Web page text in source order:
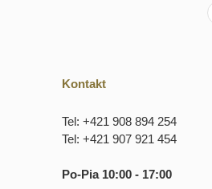
Kontakt
Tel: +421 908 894 254
Tel: +421 907 921 454
Po-Pia 10:00 - 17:00